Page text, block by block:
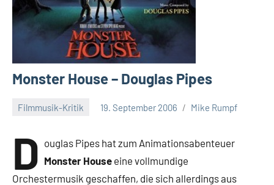
Monster House – Douglas Pipes
Filmmusik-Kritik 19. September 2006 Mike Rumpf
D ouglas Pipes hat zum Animationsabenteuer
Monster House eine vollmundige
Orchestermusik geschaffen, die sich allerdings aus